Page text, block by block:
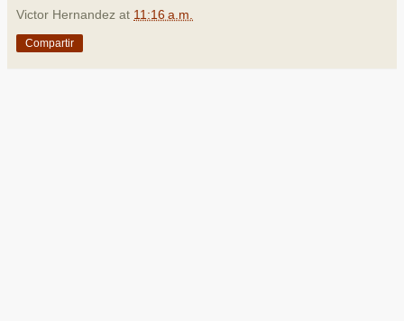
Victor Hernandez at 11:16 a.m.
Compartir